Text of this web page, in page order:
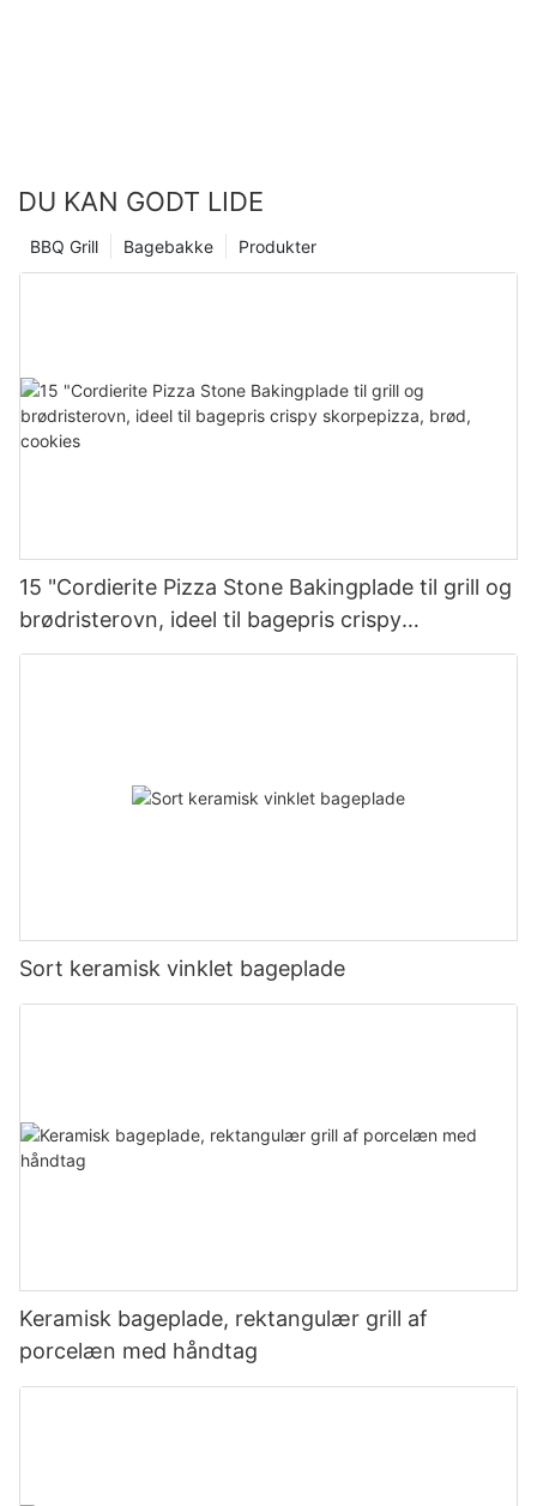
DU KAN GODT LIDE
Produkter
Bagebakke
BBQ Grill
15 "Cordierite Pizza Stone Bakingplade til grill og
brødristerovn, ideel til bagepris crispy
skorpepizza, brød, cookies
Sort keramisk vinklet bageplade
Keramisk bageplade, rektangulær grill af
porcelæn med håndtag